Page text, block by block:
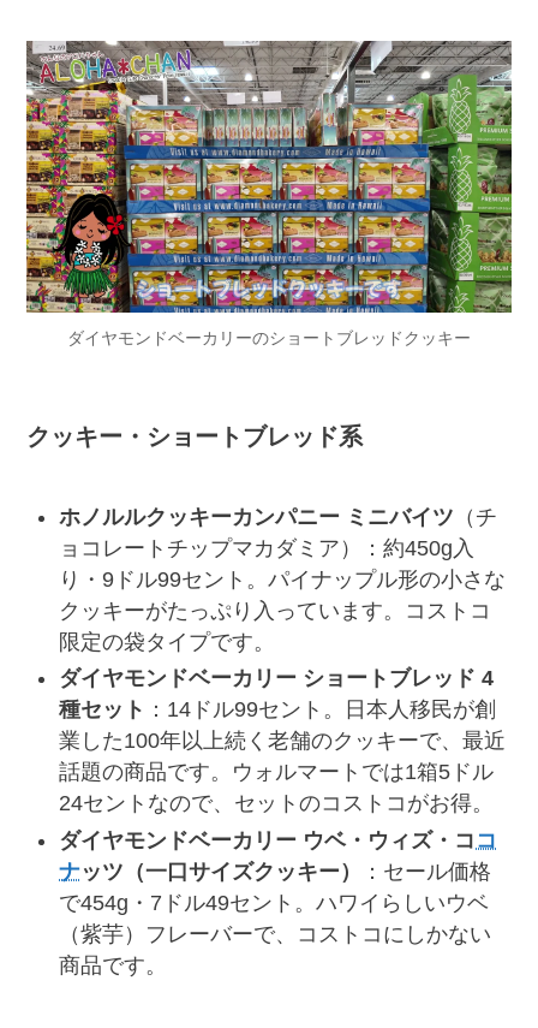
ダイヤモンドベーカリーのショートブレッドクッキー
クッキー・ショートブレッド系
ホノルルクッキーカンパニー ミニバイツ （チ
ョコレートチップマカダミア）：約450g入
り・9ドル99セント。パイナップル形の小さな
クッキーがたっぷり入っています。コストコ
限定の袋タイプです。
ダイヤモンドベーカリー ショートブレッド 4
種セット ：14ドル99セント。日本人移民が創
業した100年以上続く老舗のクッキーで、最近
話題の商品です。ウォルマートでは1箱5ドル
24セントなので、セットのコストコがお得。
ダイヤモンドベーカリー ウベ・ウィズ・コ コ
ナッツ（一口サイズクッキー）
：セール価格
で454g・7ドル49セント。ハワイらしいウベ
（紫芋）フレーバーで、コストコにしかない
商品です。